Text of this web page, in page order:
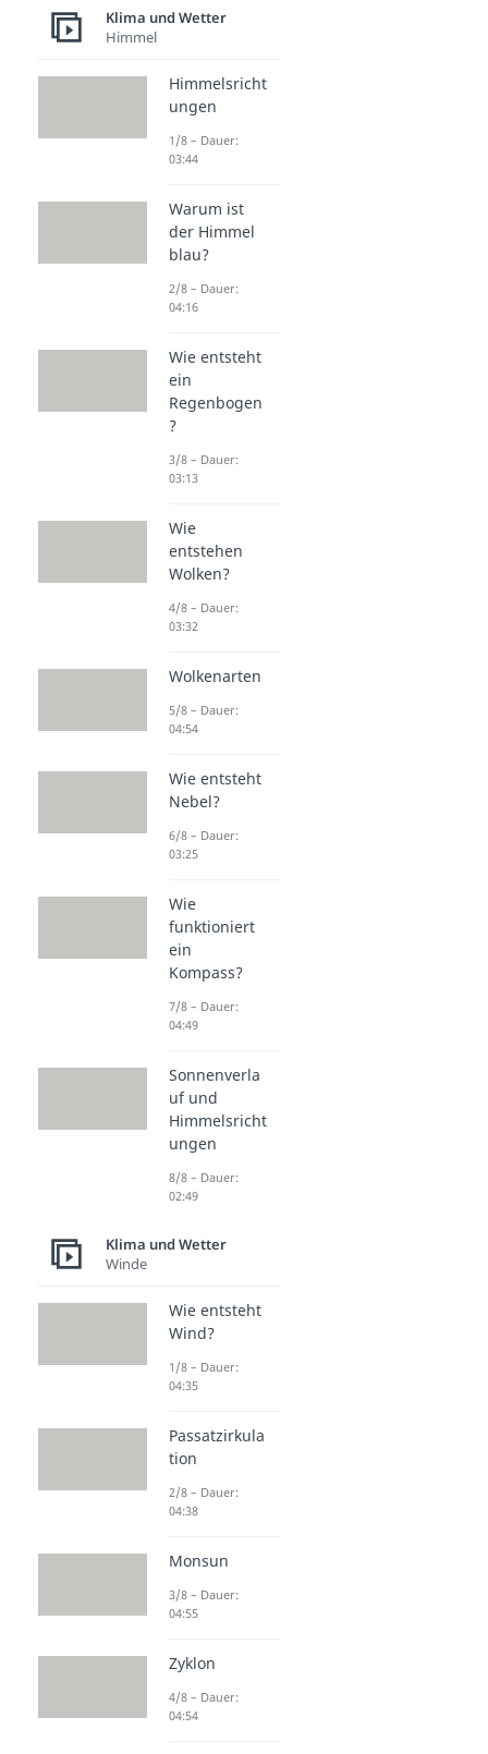
Klima und Wetter
Himmel
Himmelsricht
ungen
1/8 – Dauer:
03:44
Warum ist
der Himmel
blau?
2/8 – Dauer:
04:16
Wie entsteht
ein
Regenbogen
?
3/8 – Dauer:
03:13
Wie
entstehen
Wolken?
4/8 – Dauer:
03:32
Wolkenarten
5/8 – Dauer:
04:54
Wie entsteht
Nebel?
6/8 – Dauer:
03:25
Wie
funktioniert
ein
Kompass?
7/8 – Dauer:
04:49
Sonnenverla
uf und
Himmelsricht
ungen
8/8 – Dauer:
02:49
Klima und Wetter
Winde
Wie entsteht
Wind?
1/8 – Dauer:
04:35
Passatzirkula
tion
2/8 – Dauer:
04:38
Monsun
3/8 – Dauer:
04:55
Zyklon
4/8 – Dauer:
04:54